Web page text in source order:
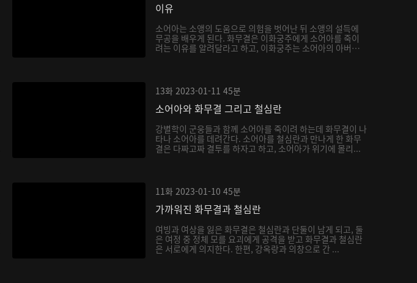
이유
소어아는 소앵의 도움으로 의험을 벗어난 뒤 소앵의 설득에
무공을 배우게 된다. 화무결은 이화궁주에게 소어아를 죽이
려는 이유를 알려달라고 하고, 이화궁주는 소어아의 아버지
13화 2023-01-11 45분
소어아와 화무결 그리고 철심란
강별학이 군웅들과 함께 소어아를 죽이려 하는데 화무결이 나
타나 소어아를 데려간다. 소어아를 철심란과 만나게 한 화무
결은 다짜고짜 결투를 하자고 하고, 소어아가 위기에 몰리...
11화 2023-01-10 45분
가까워진 화무결과 철심란
여빙과 여상을 잃은 화무결은 철심란과 단둘이 남게 되고, 둘
은 여정 중 정체 모를 요괴에게 공격을 받고 화무결과 철심란
은 서로에게 의지한다. 한편, 강옥랑과 의창으로 간 ...